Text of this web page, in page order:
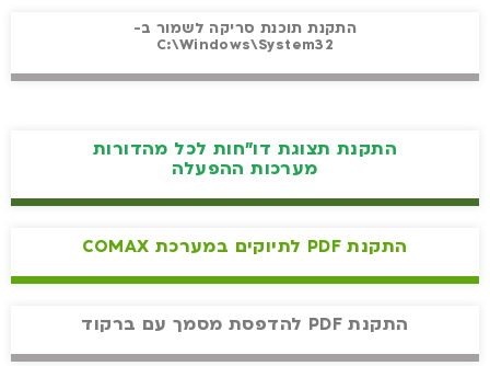
התקנת תוכנת סריקה לשמור ב-
C:\Windows\System32
התקנת תצוגת דו"חות לכל מהדורות
מערכות ההפעלה
התקנת PDF לתיוקים במערכת COMAX
התקנת PDF להדפסת מסמך עם ברקוד